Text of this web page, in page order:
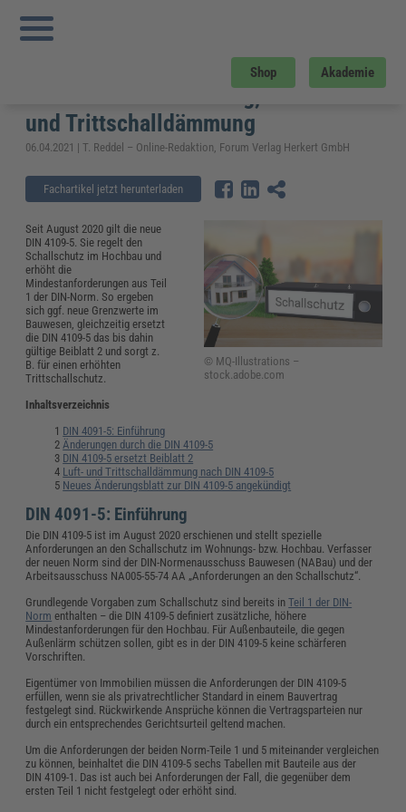
Shop Akademie
Sie sind hier:
DIN 4109-5 zum Schallschutz im Hochbau: Einführung, Beiblatt 2 und
Trittschalldämmung
Neue DIN 4109-5 zum Schallschutz
im Hochbau: Einführung, Beiblatt 2
und Trittschalldämmung
06.04.2021 | T. Reddel – Online-Redaktion, Forum Verlag Herkert GmbH
Fachartikel jetzt herunterladen
© MQ-Illustrations –
stock.adobe.com
Seit August 2020 gilt die neue
DIN 4109-5. Sie regelt den
Schallschutz im Hochbau und
erhöht die
Mindestanforderungen aus Teil
1 der DIN-Norm. So ergeben
sich ggf. neue Grenzwerte im
Bauwesen, gleichzeitig ersetzt
die DIN 4109-5 das bis dahin
gültige Beiblatt 2 und sorgt z.
B. für einen erhöhten
Trittschallschutz.
Inhaltsverzeichnis
DIN 4091-5: Einführung
Änderungen durch die DIN 4109-5
DIN 4109-5 ersetzt Beiblatt 2
Luft- und Trittschalldämmung nach DIN 4109-5
Neues Änderungsblatt zur DIN 4109-5 angekündigt
DIN 4091-5: Einführung
Die DIN 4109-5 ist im August 2020 erschienen und stellt spezielle
Anforderungen an den Schallschutz im Wohnungs- bzw. Hochbau. Verfasser
der neuen Norm sind der DIN-Normenausschuss Bauwesen (NABau) und der
Arbeitsausschuss NA005-55-74 AA „Anforderungen an den Schallschutz“.
Grundlegende Vorgaben zum Schallschutz sind bereits inTeil 1 der DIN-
Norm enthalten – die DIN 4109-5 definiert zusätzliche, höhere
Mindestanforderungen für den Hochbau. Für Außenbauteile, die gegen
Außenlärm schützen sollen, gibt es in der DIN 4109-5 keine schärferen
Vorschriften.
Eigentümer von Immobilien müssen die Anforderungen der DIN 4109-5
erfüllen, wenn sie als privatrechtlicher Standard in einem Bauvertrag
festgelegt sind. Rückwirkende Ansprüche können die Vertragsparteien nur
durch ein entsprechendes Gerichtsurteil geltend machen.
Um die Anforderungen der beiden Norm-Teile 1 und 5 miteinander vergleichen
zu können, beinhaltet die DIN 4109-5 sechs Tabellen mit Bauteile aus der
DIN 4109-1. Das ist auch bei Anforderungen der Fall, die gegenüber dem
ersten Teil 1 nicht festgelegt oder erhöht sind.